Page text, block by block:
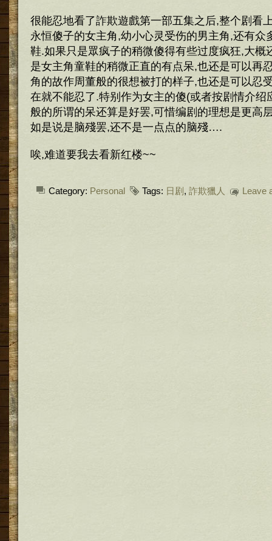
很能忍地看了詐欺遊戲第一部五集之后,整个剧看
永恒傻子的女主角,幼小心灵受伤的男主角,还有众
鞋.如果只是眾疯子的稍微傻得有些过度疯狂,大概
是女主角童鞋的稍微正直的有点呆,也还是可以再
角的故作周董般的很想被打的样子,也还是可以忍
在就不能忍了.特别作为女主的傻(或者按剧情介绍
般的所谓的呆还算是好罢,可惜编剧的理想是更高
如是说是脑殘罢,还不是一点点的脑殘….
唉,难道要我去看新红楼~~
Category: Personal Tags: 日剧 , 詐欺獵人 Leave